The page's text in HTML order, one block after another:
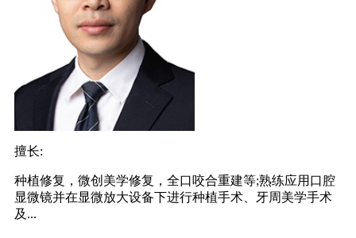
擅长:
种植修复，微创美学修复，全口咬合重建等;熟练应用口腔
显微镜并在显微放大设备下进行种植手术、牙周美学手术
及...